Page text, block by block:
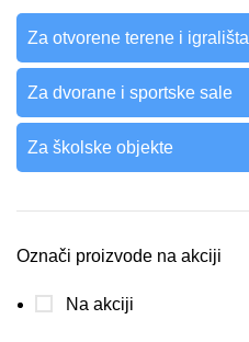
Za otvorene terene i igrališta
Za dvorane i sportske sale
Za školske objekte
Označi proizvode na akciji
Na akciji